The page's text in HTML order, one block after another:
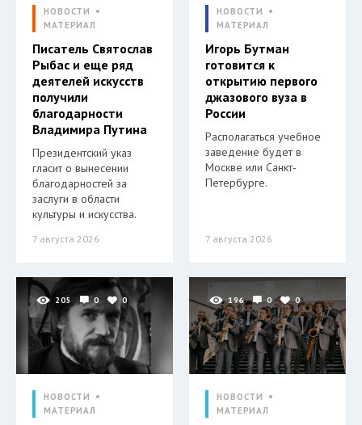
НОВОСТИ
МАТЕРИАЛ
Писатель Святослав
Рыбас и еще ряд
деятелей искусств
получили
благодарности
Владимира Путина
Президентский указ
гласит о вынесении
благодарностей за
заслуги в области
культуры и искусства.
7 августа 2026
НОВОСТИ
МАТЕРИАЛ
Игорь Бутман
готовится к
открытию первого
джазового вуза в
России
Располагаться учебное
заведение будет в
Москве или Санкт-
Петербурге.
7 августа 2026
205 0 0
НОВОСТИ
МАТЕРИАЛ
196 0 0
НОВОСТИ
МАТЕРИАЛ